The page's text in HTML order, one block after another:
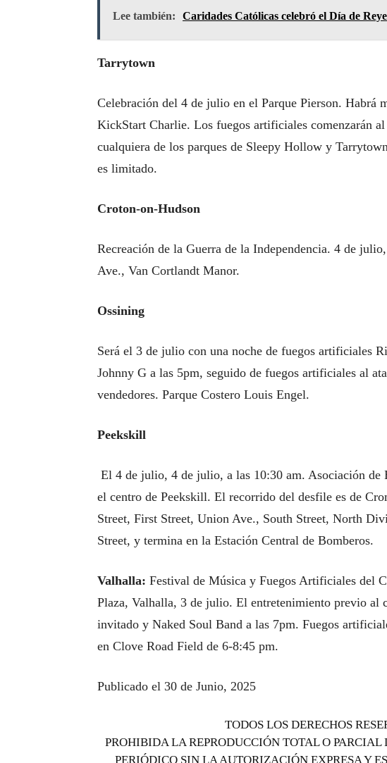
Lee también: Caridades Católicas celebró el Día de
Tarrytown
Celebración del 4 de julio en el Parque Pierson. Habrá
KickStart Charlie. Los fuegos artificiales comenzarán al
cualquiera de los parques de Sleepy Hollow y
es limitado.
Croton-on-Hudson
Recreación de la Guerra de la Independencia. 4 de
Ave., Van Cortlandt Manor.
Ossining
Será el 3 de julio con una noche de fuegos artificiales
Johnny G a las 5pm, seguido de fuegos artificiales al
vendedores. Parque Costero Louis Engel.
Peekskill
El 4 de julio, 4 de julio, a las 10:30 am. Asociación de
el centro de Peekskill. El recorrido del desfile es de
Street, First Street, Union Ave., South Street, North
Street, y termina en la Estación Central de Bomberos.
Valhalla: Festival de Música y Fuegos Artificiales del
Plaza, Valhalla, 3 de julio. El entretenimiento previo al
invitado y Naked Soul Band a las 7pm. Fuegos
en Clove Road Field de 6-8:45 pm.
Publicado el 30 de Junio, 2025
TODOS LOS DERECHOS
PROHIBIDA LA REPRODUCCIÓN TOTAL O
PERIÓDICO SIN LA AUTORIZACIÓN EXPRESA Y